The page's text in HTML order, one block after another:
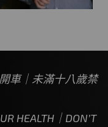
車｜未滿十八歲禁
HEALTH｜DON’T